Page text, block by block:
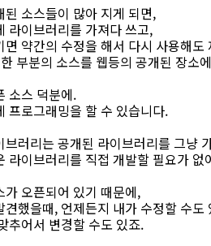
된 소스들이 많아 지게 되면,
라이브러리를 가져다 쓰고,
면 약간의 수정을 해서 다시 사용해도
부분의 소스를 웹등의 공개된 장소
소스 덕분에.
프로그래밍을 할 수 있습니다.
브러리는 공개된 라이브러리를 그냥
라이브러리를 직접 개발할 필요가 없
가 오픈되어 있기 때문에,
견했을때, 언제든지 내가 수정할 수도
추어서 변경할 수도 있죠.